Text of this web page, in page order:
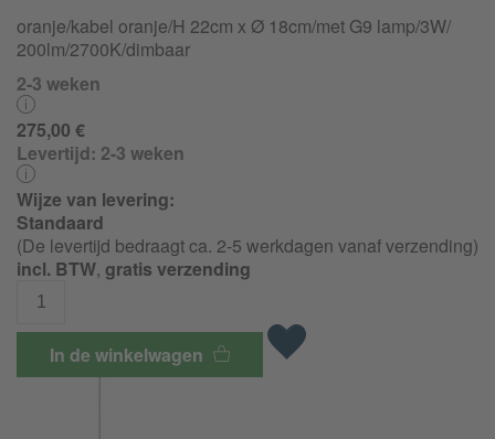
oranje/kabel oranje/H 22cm x Ø 18cm/met G9 lamp/3W/
200lm/2700K/dimbaar
2-3 weken
275,00 €
Levertijd: 2-3 weken
Wijze van levering:
Standaard
(De levertijd bedraagt ca. 2-5 werkdagen vanaf verzending)
incl. BTW, gratis verzending
In de winkelwagen